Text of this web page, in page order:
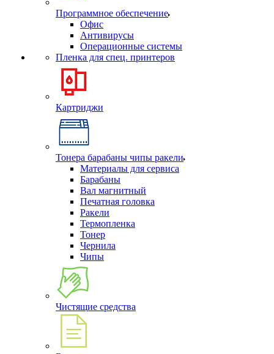
Программное обеспечение
Офис
Антивирусы
Операционные системы
Пленка для спец. принтеров
Картриджи
Тонера барабаны чипы ракели
Материалы для сервиса
Барабаны
Вал магнитный
Печатная головка
Ракели
Термопленка
Тонер
Чернила
Чипы
Чистящие средства